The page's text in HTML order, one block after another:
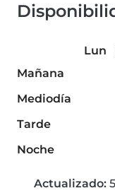
Lun
Mañana
Mediodía
Tarde
Noche
Actualizado: